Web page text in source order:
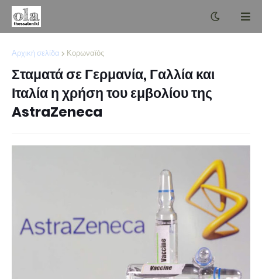
Αρχική σελίδα Κορωναϊός
Σταματά σε Γερμανία, Γαλλία και
Ιταλία η χρήση του εμβολίου της
AstraZeneca